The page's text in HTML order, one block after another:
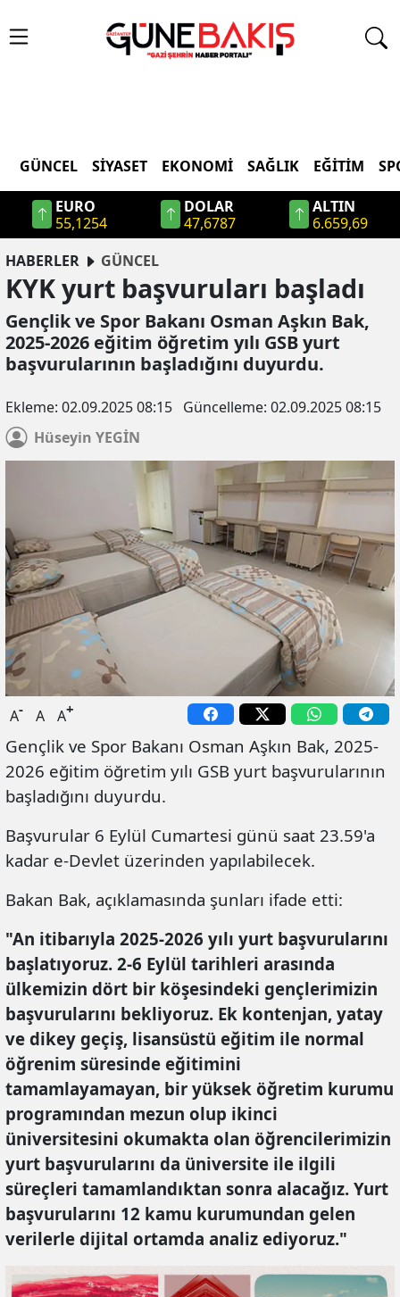
GÜNCEL SIYASET EKONOMI SAĞLIK EĞITIM
EURO
55,1254
DOLAR
47,6787
ALTIN
6.659,69
HABERLER
GÜNCEL
KYK yurt başvuruları başladı
Gençlik ve Spor Bakanı Osman Aşkın Bak,
2025-2026 eğitim öğretim yılı GSB yurt
başvurularının başladığını duyurdu.
Ekleme: 02.09.2025 08:15 Güncelleme: 02.09.2025 08:15
Hüseyin YEGİN
A- A A+
Gençlik ve Spor Bakanı Osman Aşkın Bak, 2025-
2026 eğitim öğretim yılı GSB yurt başvurularının
başladığını duyurdu.
Başvurular 6 Eylül Cumartesi günü saat 23.59'a
kadar e-Devlet üzerinden yapılabilecek.
Bakan Bak, açıklamasında şunları ifade etti:
"An itibarıyla 2025-2026 yılı yurt başvurularını
başlatıyoruz. 2-6 Eylül tarihleri arasında
ülkemizin dört bir köşesindeki gençlerimizin
başvurularını bekliyoruz. Ek kontenjan, yatay
ve dikey geçiş, lisansüstü eğitim ile normal
öğrenim süresinde eğitimini
tamamlayamayan, bir yüksek öğretim kurumu
programından mezun olup ikinci
üniversitesini okumakta olan öğrencilerimizin
yurt başvurularını da üniversite ile ilgili
süreçleri tamamlandıktan sonra alacağız. Yurt
başvurularını 12 kamu kurumundan gelen
verilerle dijital ortamda analiz ediyoruz."